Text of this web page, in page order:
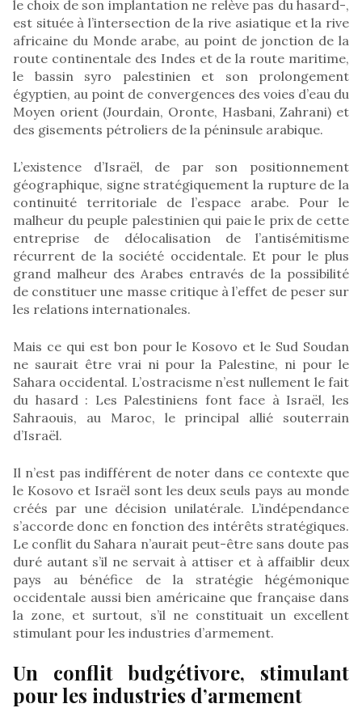
le choix de son implantation ne relève pas du hasard-,
est située à l’intersection de la rive asiatique et la rive
africaine du Monde arabe, au point de jonction de la
route continentale des Indes et de la route maritime,
le bassin syro palestinien et son prolongement
égyptien, au point de convergences des voies d’eau du
Moyen orient (Jourdain, Oronte, Hasbani, Zahrani) et
des gisements pétroliers de la péninsule arabique.
L’existence d’Israël, de par son positionnement
géographique, signe stratégiquement la rupture de la
continuité territoriale de l’espace arabe. Pour le
malheur du peuple palestinien qui paie le prix de cette
entreprise de délocalisation de l’antisémitisme
récurrent de la société occidentale. Et pour le plus
grand malheur des Arabes entravés de la possibilité
de constituer une masse critique à l’effet de peser sur
les relations internationales.
Mais ce qui est bon pour le Kosovo et le Sud Soudan
ne saurait être vrai ni pour la Palestine, ni pour le
Sahara occidental. L’ostracisme n’est nullement le fait
du hasard : Les Palestiniens font face à Israël, les
Sahraouis, au Maroc, le principal allié souterrain
d’Israël.
Il n’est pas indifférent de noter dans ce contexte que
le Kosovo et Israël sont les deux seuls pays au monde
créés par une décision unilatérale. L’indépendance
s’accorde donc en fonction des intérêts stratégiques.
Le conflit du Sahara n’aurait peut-être sans doute pas
duré autant s’il ne servait à attiser et à affaiblir deux
pays au bénéfice de la stratégie hégémonique
occidentale aussi bien américaine que française dans
la zone, et surtout, s’il ne constituait un excellent
stimulant pour les industries d’armement.
Un conflit budgétivore, stimulant
pour les industries d’armement